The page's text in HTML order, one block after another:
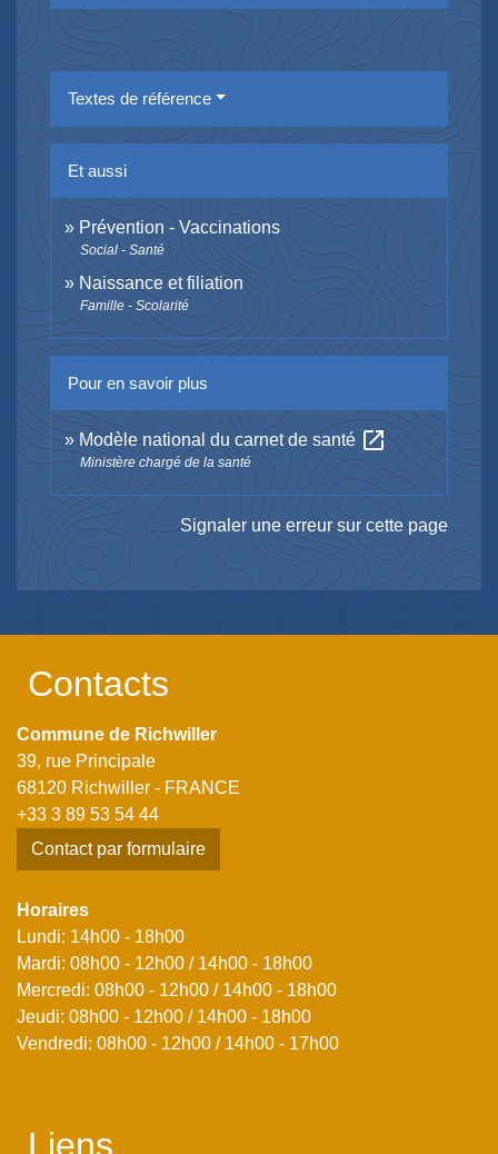
Textes de référence
Et aussi
Prévention - Vaccinations
Social - Santé
Naissance et filiation
Famille - Scolarité
Pour en savoir plus
Modèle national du carnet de santéopen_in_new
Ministère chargé de la santé
Signaler une erreur sur cette page
Contacts
Commune de Richwiller
39, rue Principale
68120 Richwiller - FRANCE
+33 3 89 53 54 44
Contact par formulaire
Horaires
Lundi: 14h00 - 18h00
Mardi: 08h00 - 12h00 / 14h00 - 18h00
Mercredi: 08h00 - 12h00 / 14h00 - 18h00
Jeudi: 08h00 - 12h00 / 14h00 - 18h00
Vendredi: 08h00 - 12h00 / 14h00 - 17h00
Liens